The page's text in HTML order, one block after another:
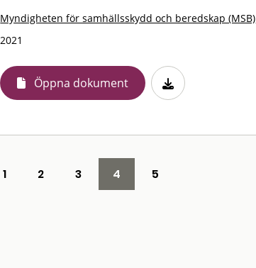
Myndigheten för samhällsskydd och beredskap (MSB)
2021
Öppna dokument
1 2 3 4 5